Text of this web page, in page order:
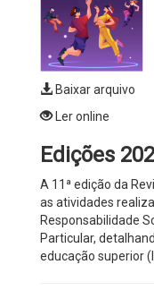
Baixar arquivo
Ler online
Edições
A 11ª edição da
as atividades
Responsabilidade
Particular,
educação superior